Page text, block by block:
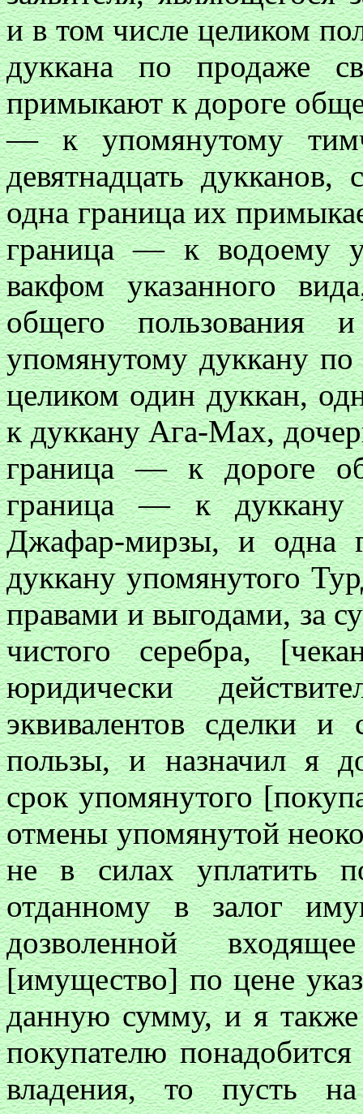
и в том числе целиком
дуккана по продаже
примыкают к дороге
— к упомянутому
девятнадцать
одна граница их
граница — к водоему
вакфом указанного
общего
упомянутому дуккану
целиком один дуккан,
к дуккану Ага-Мах,
граница — к дороге
граница — к дуккану
Джафар-мирзы, и одна
дуккану упомянутого
правами и выгодами, за
чистого серебра,
юридически
эквивалентов сделки и
пользы, и назначил я
срок упомянутого
отмены упомянутой
не в силах уплатить
отданному в залог
дозволенной
[имущество] по цене
данную сумму, и я также
покупателю
владения, то пусть на